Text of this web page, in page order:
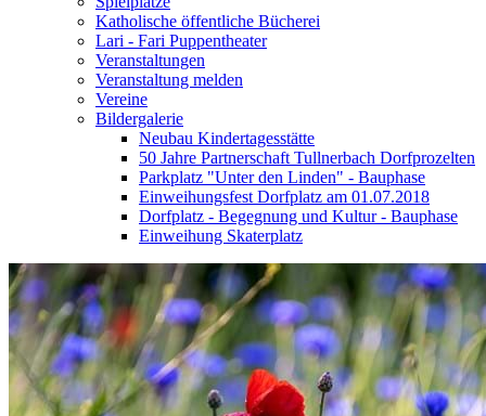
Katholische öffentliche Bücherei
Lari - Fari Puppentheater
Veranstaltungen
Veranstaltung melden
Vereine
Bildergalerie
Neubau Kindertagesstätte
50 Jahre Partnerschaft Tullnerbach Dorfprozelten
Parkplatz "Unter den Linden" - Bauphase
Einweihungsfest Dorfplatz am 01.07.2018
Dorfplatz - Begegnung und Kultur - Bauphase
Einweihung Skaterplatz